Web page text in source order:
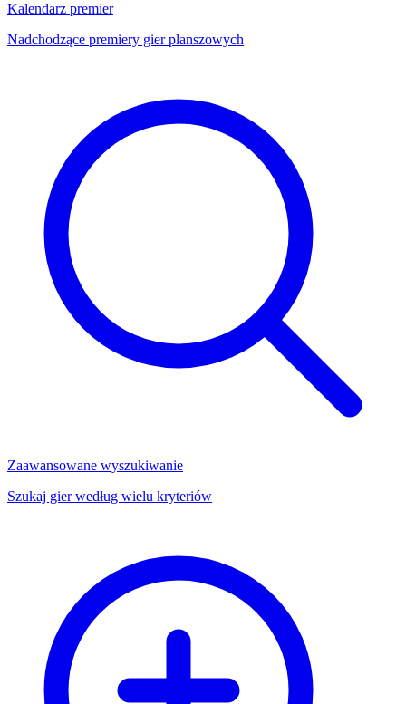
Kalendarz premier
Nadchodzące premiery gier planszowych
Zaawansowane wyszukiwanie
Szukaj gier według wielu kryteriów